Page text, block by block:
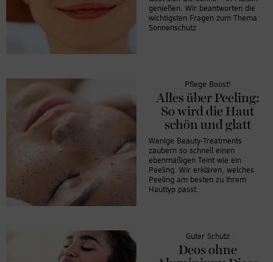
genießen. Wir beantworten die
wichtigsten Fragen zum Thema
Sonnenschutz
Pflege Boost!
Alles über Peeling:
So wird die Haut
schön und glatt
Wenige Beauty-Treatments
zaubern so schnell einen
ebenmäßigen Teint wie ein
Peeling. Wir erklären, welches
Peeling am besten zu Ihrem
Hauttyp passt.
Guter Schutz
Deos ohne